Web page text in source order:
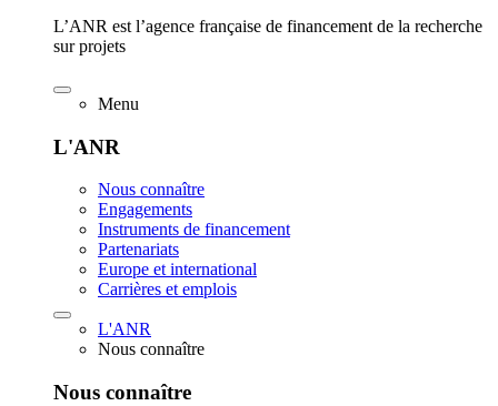
L’ANR est l’agence française de financement de la recherche
sur projets
Menu
L'ANR
Nous connaître
Engagements
Instruments de financement
Partenariats
Europe et international
Carrières et emplois
L'ANR
Nous connaître
Nous connaître